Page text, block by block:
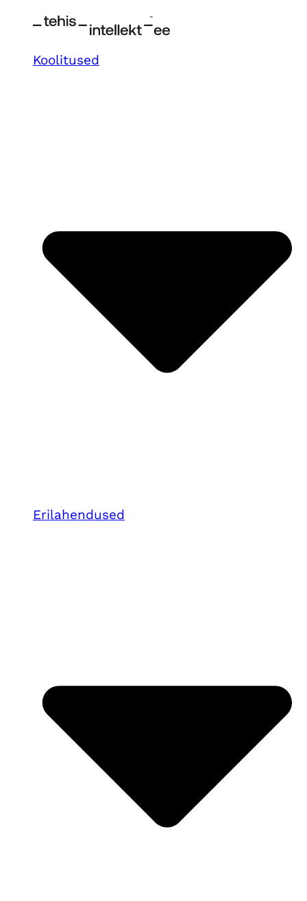
Koolitused
Erilahendused